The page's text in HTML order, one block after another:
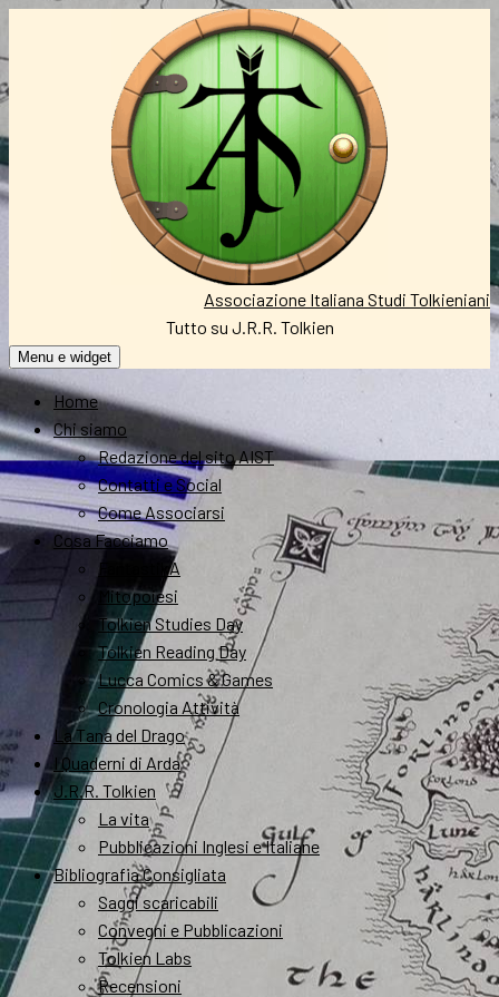
Associazione Italiana Studi Tolkieniani
Tutto su J.R.R. Tolkien
Menu e widget
Home
Chi siamo
Redazione del sito AIST
Contatti e Social
Come Associarsi
Cosa Facciamo
FantastikA
Mitopoiesi
Tolkien Studies Day
Tolkien Reading Day
Lucca Comics & Games
Cronologia Attività
La Tana del Drago
I Quaderni di Arda
J.R.R. Tolkien
La vita
Pubblicazioni Inglesi e Italiane
Bibliografia Consigliata
Saggi scaricabili
Convegni e Pubblicazioni
Tolkien Labs
Recensioni